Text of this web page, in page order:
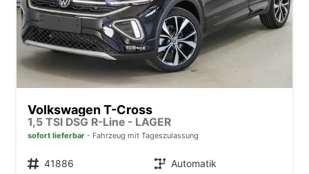
Volkswagen T-Cross
1,5 TSI DSG R-Line - LAGER
sofort lieferbar Fahrzeug mit Tageszulassung
Fahrzeugnr. 41886 Getriebe Automatik